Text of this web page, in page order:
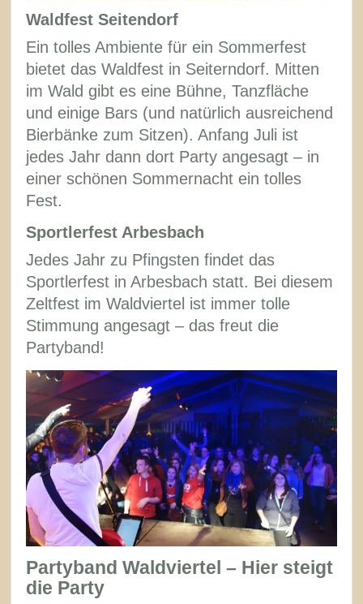
Waldfest Seitendorf
Ein tolles Ambiente für ein Sommerfest
bietet das Waldfest in Seiterndorf. Mitten
im Wald gibt es eine Bühne, Tanzfläche
und einige Bars (und natürlich ausreichend
Bierbänke zum Sitzen). Anfang Juli ist
jedes Jahr dann dort Party angesagt – in
einer schönen Sommernacht ein tolles
Fest.
Sportlerfest Arbesbach
Jedes Jahr zu Pfingsten findet das
Sportlerfest in Arbesbach statt. Bei diesem
Zeltfest im Waldviertel ist immer tolle
Stimmung angesagt – das freut die
Partyband!
Partyband Waldviertel – Hier steigt
die Party